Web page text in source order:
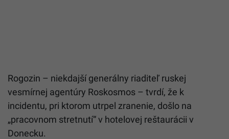
Rogozin – niekdajší generálny riaditeľ ruskej
vesmírnej agentúry Roskosmos – tvrdí, že k
incidentu, pri ktorom utrpel zranenie, došlo na
„pracovnom stretnutí“ v hotelovej reštaurácii v
Donecku.